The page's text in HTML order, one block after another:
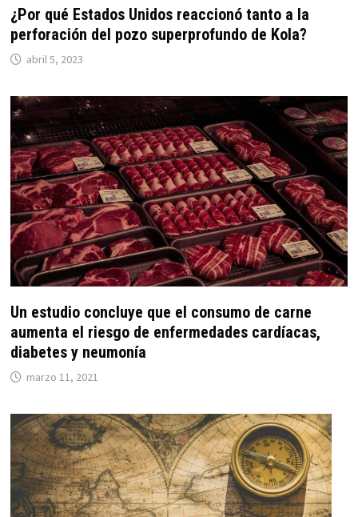
¿Por qué Estados Unidos reaccionó tanto a la
perforación del pozo superprofundo de Kola?
abril 5, 2023
Un estudio concluye que el consumo de carne
aumenta el riesgo de enfermedades cardíacas,
diabetes y neumonía
marzo 11, 2021